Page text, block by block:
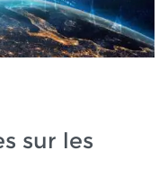
sur les